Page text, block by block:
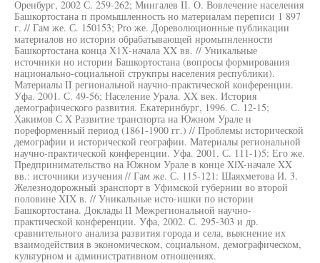
Оренбург, 2002 С. 259-262; Мингалев II. О. Вовлечение населения
Башкортостана п промышленность но материалам переписи 1 897
г. // Гам же. С. 150153; Pro же. Дореволюционные публикации
материалов но истории обрабатывающей нромьпнленности
Башкортостана конца Х1Х-начала XX вв. // Уникальные
источники но истории Башкортостана (вопросы формирования
национально-социальной струкпры населения республики).
Материалы II региональной научно-практической конференции.
Уфа. 2001. С. 49-56; Население Урала. XX век. История
демографического развития. Екатеринбург, 1996. С. 12-15;
Хакимов С X Развитие транспорта на Южном Урале н
пореформенный период (1861-1900 гг.) // Проблемы исторической
демографии и исторической географии. Материалы региональной
научно-практической конференции. Уфа. 2001. С. 111-1)5: Его же.
Предпринимательство на Южном Урале в конце XlX-начале XX
вв.: источники изучения // Гам же. С. 115-121: Шаяхметова И. 3.
Железнодорожный зранспорт в Уфимской губернии во второй
половине XIX в. // Уникальные исто-ишки по истории
Башкортостана. Доклады II Межрегиональной научно-
практической конференции. Уфа, 2002. С. 295-303 и др.
сравнительного анализа развития города и села, выяснение их
взаимодействия в экономическом, социальном, демографическом,
культурном и административном отношениях.